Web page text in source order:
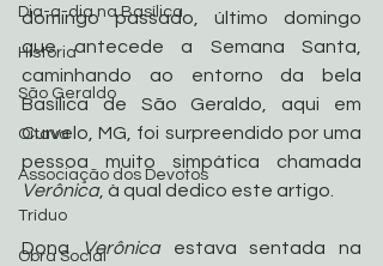
Dia-a-dia na Basílica
História
São Geraldo
Oitava
Associação dos Devotos
Tríduo
Obra Social
domingo passado, último domingo
que antecede a Semana Santa,
caminhando ao entorno da bela
Basílica de São Geraldo, aqui em
Curvelo, MG, foi surpreendido por uma
Verônica, à qual dedico este artigo.
Dona Verônica estava sentada na